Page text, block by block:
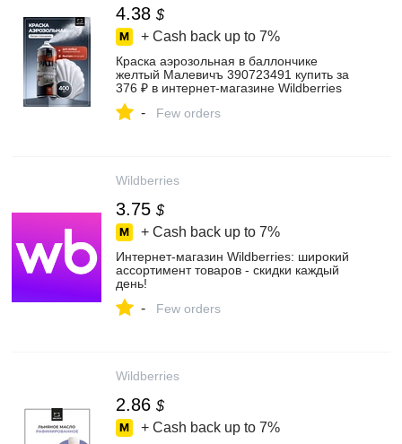
4.38 $
+ Cash back up to 7%
Краска аэрозольная в баллончике
желтый Малевичъ 390723491 купить за
376 ₽ в интернет‑магазине Wildberries
- Few orders
Wildberries
3.75 $
+ Cash back up to 7%
Интернет‑магазин Wildberries: широкий
ассортимент товаров - скидки каждый
день!
- Few orders
Wildberries
2.86 $
+ Cash back up to 7%